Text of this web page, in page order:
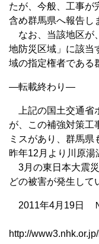
たが、今般、工事が
含め群馬県へ報告し
なお、当該地区が
地防災区域」に該当
域の指定権者である
—転載終わり—
上記の国土交通省
が、この補強対策工
ミスがあり、群馬県
昨年12月より川原湯
3月の東日本大震
どの被害が発生して
2011年4月19日
http://